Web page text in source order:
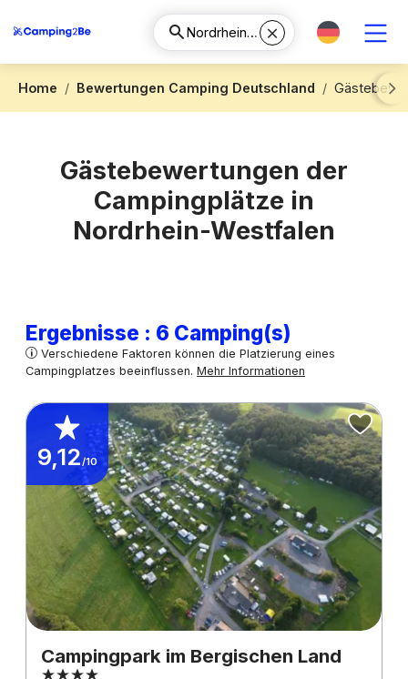
Home Bewertungen Camping Deutschland
Next
Gästebewertungen der
Campingplätze in
Nordrhein-Westfalen
Ergebnisse : 6 Camping(s)
Verschiedene Faktoren können die Platzierung eines
Campingplatzes beeinflussen. Mehr Informationen
9,12/10
Campingpark im Bergischen Land